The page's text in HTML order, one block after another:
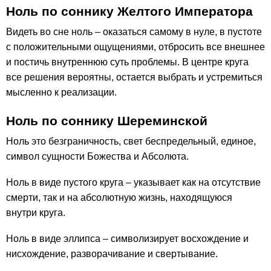
Ноль по соннику Желтого Императора
Видеть во сне ноль – оказаться самому в нуле, в пустоте
с положительными ощущениями, отбросить все внешнее
и постичь внутреннюю суть проблемы. В центре круга
все решения вероятны, остается выбрать и устремиться
мысленно к реализации.
Ноль по соннику Шереминской
Ноль это безграничность, свет беспредельный, единое,
символ сущности Божества и Абсолюта.
Ноль в виде пустого круга – указывает как на отсутствие
смерти, так и на абсолютную жизнь, находящуюся
внутри круга.
Ноль в виде эллипса – символизирует восхождение и
нисхождение, разворачивание и свертывание.